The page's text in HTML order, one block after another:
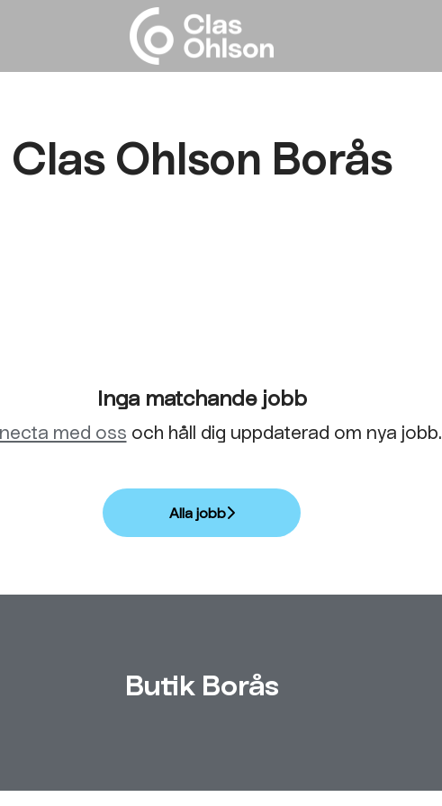
Clas Ohlson Borås
Inga matchande jobb
med oss och håll dig uppdaterad om nya jobb.
Alla jobb
Butik Borås